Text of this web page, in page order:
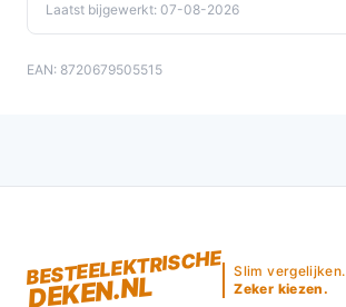
Laatst bijgewerkt: 07-08-2026
EAN: 8720679505515
BESTEELEKTRISCHE
DEKEN.NL
Slim vergelijken.
Zeker kiezen.